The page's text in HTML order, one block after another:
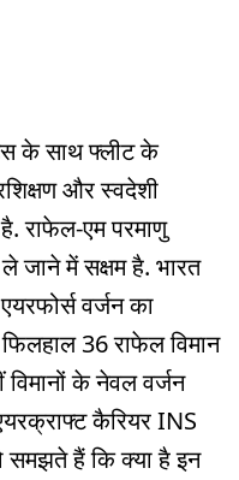
के साथ फ्लीट के
और स्वदेशी
राफेल-एम परमाणु
जाने में सक्षम है. भारत
वर्जन का
36 राफेल विमान
विमानों के नेवल वर्जन
कैरियर INS
समझते हैं कि क्या है इन